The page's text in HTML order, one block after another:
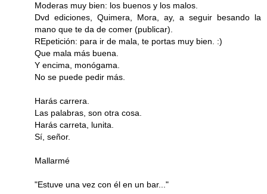
Moderas muy bien: los buenos y los malos.
Dvd ediciones, Quimera, Mora, ay, a seguir besando la
mano que te da de comer (publicar).
REpetición: para ir de mala, te portas muy bien. :)
Que mala más buena.
Y encima, monógama.
No se puede pedir más.
Harás carrera.
Las palabras, son otra cosa.
Harás carreta, lunita.
Sí, señor.
Mallarmé
"Estuve una vez con él en un bar..."